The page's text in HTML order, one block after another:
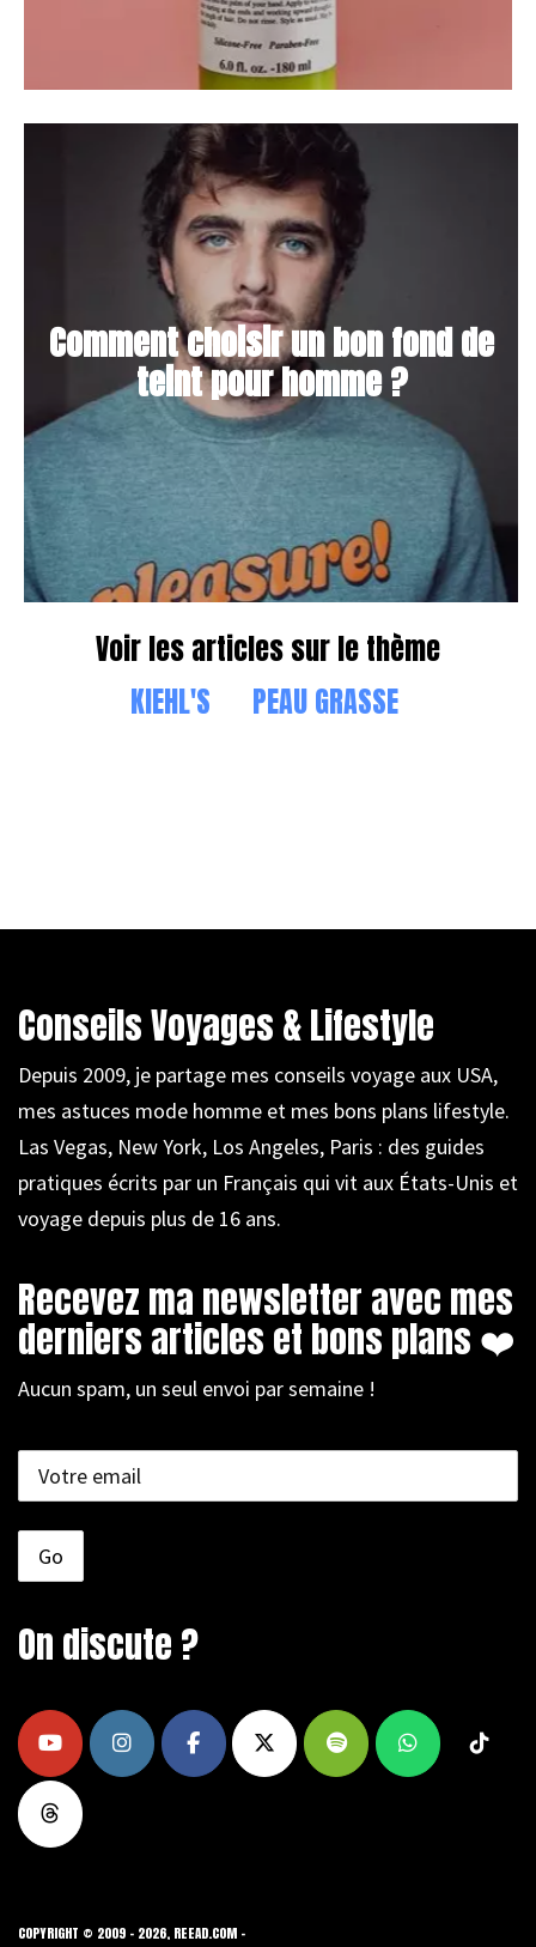
Comment choisir un bon fond de
teint pour homme ?
Voir les articles sur le thème
KIEHL'S
PEAU GRASSE
Conseils Voyages & Lifestyle
Depuis 2009, je partage mes conseils voyage aux USA,
mes astuces mode homme et mes bons plans lifestyle.
Las Vegas, New York, Los Angeles, Paris : des guides
pratiques écrits par un Français qui vit aux États-Unis et
voyage depuis plus de 16 ans.
Recevez ma newsletter avec mes
derniers articles et bons plans ❤️
Aucun spam, un seul envoi par semaine !
On discute ?
COPYRIGHT © 2009 - 2026, REEAD.COM -